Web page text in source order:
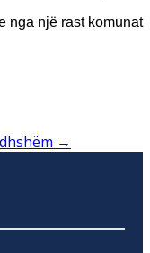
nga një rast komunat
→